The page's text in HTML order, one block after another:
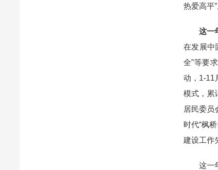
热爱高平
这一
在发展中
全”等要
动，1-11
模式，累
居民委员
时代“枫
建设工作
这一年